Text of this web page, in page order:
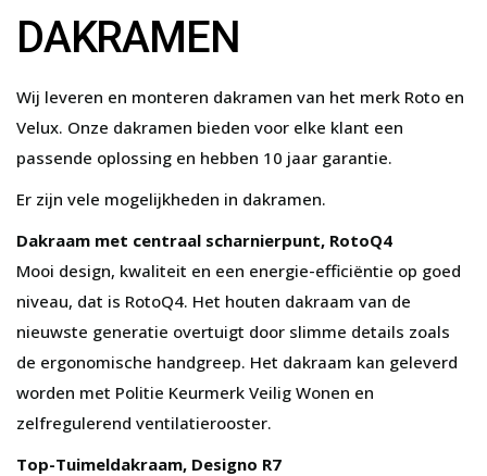
DAKRAMEN
Wij leveren en monteren dakramen van het merk Roto en
Velux. Onze dakramen bieden voor elke klant een
passende oplossing en hebben 10 jaar garantie.
Er zijn vele mogelijkheden in dakramen.
Dakraam met centraal scharnierpunt, RotoQ4
Mooi design, kwaliteit en een energie-efficiëntie op goed
niveau, dat is RotoQ4. Het houten dakraam van de
nieuwste generatie overtuigt door slimme details zoals
de ergonomische handgreep. Het dakraam kan geleverd
worden met Politie Keurmerk Veilig Wonen en
zelfregulerend ventilatierooster.
Top-Tuimeldakraam, Designo R7